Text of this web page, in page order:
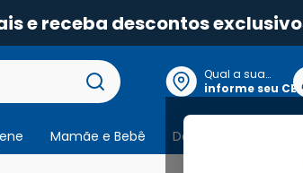
e receba descontos
Qual a sua
localização?
informe seu CEP
Mamãe e Bebê Dermocosmeticos